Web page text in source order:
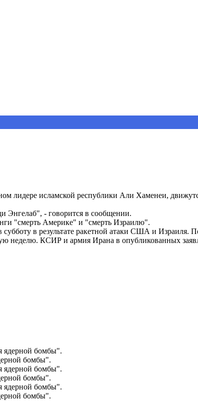
лидере исламской республики Али Хаменеи,
Энгелаб", - говорится в сообщении.
"смерть Америке" и "смерть Израилю".
в результате ракетной атаки США и Израиля.
неделю. КСИР и армия Ирана в опубликованных
ядерной бомбы".
бомбы".
ядерной бомбы".
бомбы".
ядерной бомбы".
бомбы".